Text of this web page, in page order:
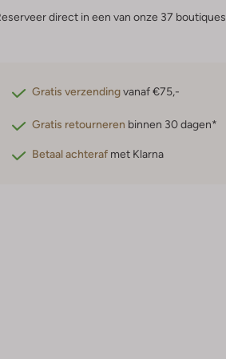
direct in een van onze 37 boutiques
Gratis verzendingvanaf €75,-
Gratis retourneren binnen 30 dagen*
Betaal achteraf met Klarna